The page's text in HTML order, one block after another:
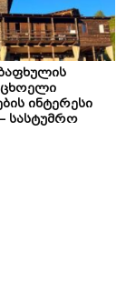
ინტერესი
სასტუმრო